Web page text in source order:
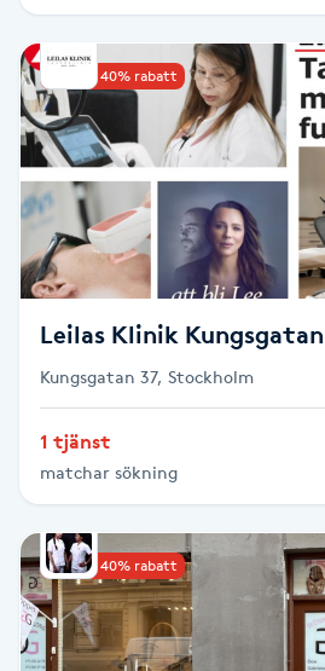
Color correction
Cryoterapi
D
Damklippning
Dermapen
Enzympeeling
Extensions
Extensions borttagning
Eyeliner-tatuering
F
Upp till 40% rabatt
Leilas Klinik Kungsgatan
Kungsgatan 37, Stockholm
1 tjänst
matchar sökning
Upp till 40% rabatt